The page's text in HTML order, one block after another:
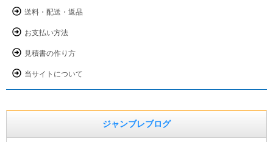
送料・配送・返品
お支払い方法
見積書の作り方
当サイトについて
ジャンブレブログ